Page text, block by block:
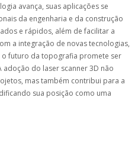
avança, suas aplicações se
da engenharia e da construção
e rápidos, além de facilitar a
a integração de novas tecnologias,
futuro da topografia promete ser
adoção do laser scanner 3D não
mas também contribui para a
sua posição como uma